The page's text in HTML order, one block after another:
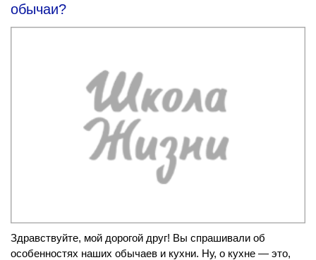
обычаи?
Здравствуйте, мой дорогой друг! Вы спрашивали об
особенностях наших обычаев и кухни. Ну, о кухне — это,